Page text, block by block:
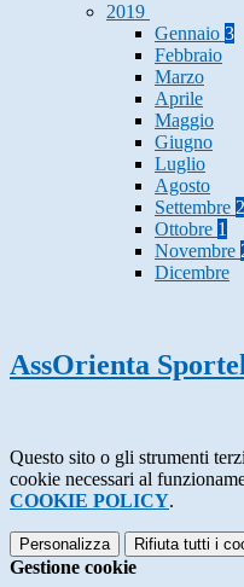
2019
Gennaio 3
Febbraio
Marzo
Aprile
Maggio
Giugno
Luglio
Agosto
Settembre 2
Ottobre 1
Novembre
Dicembre
AssOrienta
Questo sito o gli strumenti
cookie necessari al
COOKIE POLICY.
Personalizza Rifiuta tutti i
Gestione cookie